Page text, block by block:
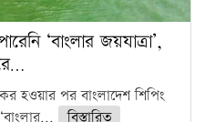
‘বাংলার জয়যাত্রা’,
হওয়ার পর বাংলাদেশ শিপিং